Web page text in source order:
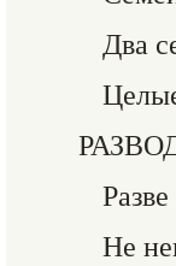
Два
Не